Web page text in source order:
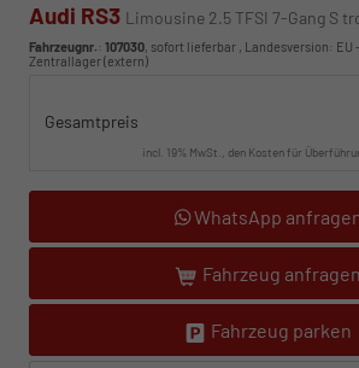
Audi RS3 Limousine 2.5 TFSI 7-Gang S
Fahrzeugnr.: 107030, sofort lieferbar , Landesversion: EU
Zentrallager (extern)
Gesamtpreis
incl. 19% MwSt., den Kosten für
WhatsApp
Fahrzeug anfragen
Fahrzeug parken